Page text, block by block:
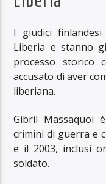
I giudici
Liberia e stanno
processo storico
accusato di aver
liberiana.
Gibril Massaquoi
crimini di guerra e
e il 2003, inclusi
soldato.